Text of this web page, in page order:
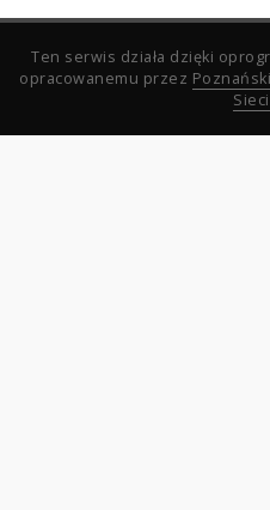
Ten serwis działa dzięki
opracowanemu przez